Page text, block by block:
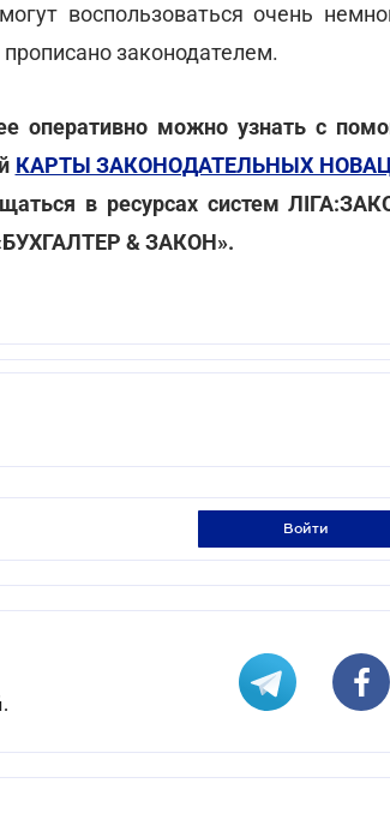
воспользоваться очень
законодателем.
оперативно можно узнать с
КАРТЫ ЗАКОНОДАТЕЛЬНЫХ
в ресурсах систем
& ЗАКОН».
войти